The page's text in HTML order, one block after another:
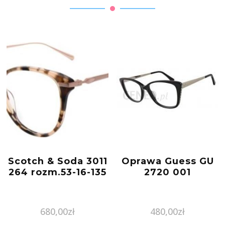
Scotch & Soda 3011
264 rozm.53-16-135
680,00zł
Oprawa Guess GU
2720 001
480,00zł